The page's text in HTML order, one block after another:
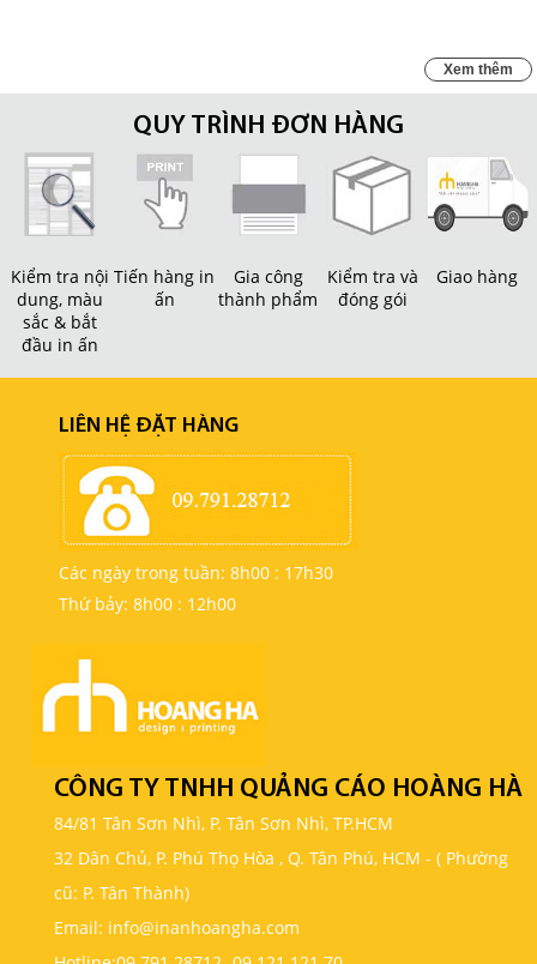
Xem thêm
QUY TRÌNH ĐƠN HÀNG
Kiểm tra nội
dung, màu
sắc & bắt
đầu in ấn
Tiến hàng in
ấn
Gia công
thành phẩm
Kiểm tra và
đóng gói
Giao hàng
LIÊN HỆ ĐẶT HÀNG
Các ngày trong tuần: 8h00 : 17h30
Thứ bảy: 8h00 : 12h00
CÔNG TY TNHH QUẢNG CÁO HOÀNG HÀ
84/81 Tân Sơn Nhì, P. Tân Sơn Nhì, TP.HCM
32 Dân Chủ, P. Phú Thọ Hòa , Q. Tân Phú, HCM - ( Phường
cũ: P. Tân Thành)
Email: info@inanhoangha.com